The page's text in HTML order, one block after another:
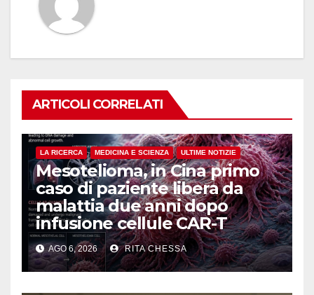
ARTICOLI CORRELATI
LA RICERCA MEDICINA E SCIENZA ULTIME NOTIZIE
Mesotelioma, in Cina primo
caso di paziente libera da
malattia due anni dopo
infusione cellule CAR-T
AGO 6, 2026 RITA CHESSA